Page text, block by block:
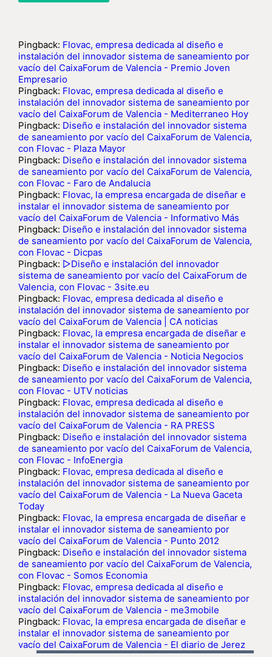
Pingback: Flovac, empresa dedicada al diseño e
instalación del innovador sistema de saneamiento por
vacío del CaixaForum de Valencia - Premio Joven
Empresario
Pingback: Flovac, empresa dedicada al diseño e
instalación del innovador sistema de saneamiento por
vacío del CaixaForum de Valencia - Mediterraneo Hoy
Pingback: Diseño e instalación del innovador sistema
de saneamiento por vacío del CaixaForum de Valencia,
con Flovac - Plaza Mayor
Pingback: Diseño e instalación del innovador sistema
de saneamiento por vacío del CaixaForum de Valencia,
con Flovac - Faro de Andalucia
Pingback: Flovac, la empresa encargada de diseñar e
instalar el innovador sistema de saneamiento por
vacío del CaixaForum de Valencia - Informativo Más
Pingback: Diseño e instalación del innovador sistema
de saneamiento por vacío del CaixaForum de Valencia,
con Flovac - Dicpas
Pingback: ▷Diseño e instalación del innovador
sistema de saneamiento por vacío del CaixaForum de
Valencia, con Flovac - 3site.eu
Pingback: Flovac, empresa dedicada al diseño e
instalación del innovador sistema de saneamiento por
vacío del CaixaForum de Valencia | CA noticias
Pingback: Flovac, la empresa encargada de diseñar e
instalar el innovador sistema de saneamiento por
vacío del CaixaForum de Valencia - Noticia Negocios
Pingback: Diseño e instalación del innovador sistema
de saneamiento por vacío del CaixaForum de Valencia,
con Flovac - UTV noticias
Pingback: Flovac, empresa dedicada al diseño e
instalación del innovador sistema de saneamiento por
vacío del CaixaForum de Valencia - RA PRESS
Pingback: Diseño e instalación del innovador sistema
de saneamiento por vacío del CaixaForum de Valencia,
con Flovac - InfoEnergia
Pingback: Flovac, empresa dedicada al diseño e
instalación del innovador sistema de saneamiento por
vacío del CaixaForum de Valencia - La Nueva Gaceta
Today
Pingback: Flovac, la empresa encargada de diseñar e
instalar el innovador sistema de saneamiento por
vacío del CaixaForum de Valencia - Punto 2012
Pingback: Diseño e instalación del innovador sistema
de saneamiento por vacío del CaixaForum de Valencia,
con Flovac - Somos Economia
Pingback: Flovac, empresa dedicada al diseño e
instalación del innovador sistema de saneamiento por
vacío del CaixaForum de Valencia - me3mobile
Pingback: Flovac, la empresa encargada de diseñar e
instalar el innovador sistema de saneamiento por
vacío del CaixaForum de Valencia - El diario de Jerez